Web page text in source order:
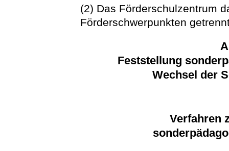
(2) Das Förderschulzentrum
Förderschwerpunkten
Feststellung
Wechsel der
Verfahren